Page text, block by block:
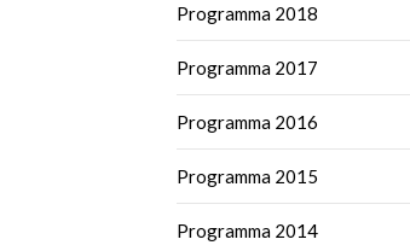
Programma 2018
Programma 2017
Programma 2016
Programma 2015
Programma 2014